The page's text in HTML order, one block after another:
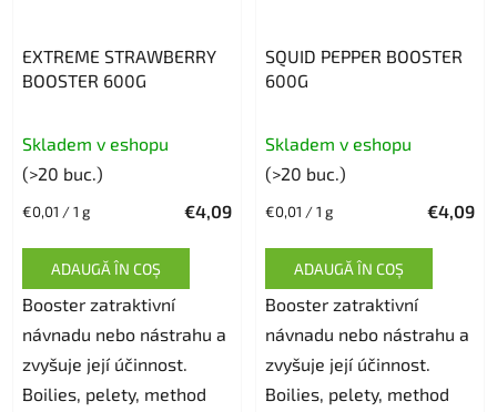
EXTREME STRAWBERRY
BOOSTER 600G
medie
produsului
este
5,0
din
5
stele.
Skladem v eshopu
(>20 buc.)
€4,09
Evaluare
€0,01 / 1 g
ADAUGĂ ÎN COŞ
Booster zatraktivní
návnadu nebo nástrahu a
zvyšuje její účinnost.
Boilies, pelety, method
SQUID PEPPER BOOSTER
600G
Skladem v eshopu
(>20 buc.)
€4,09
Evaluare
€0,01 / 1 g
ADAUGĂ ÎN COŞ
Booster zatraktivní
návnadu nebo nástrahu a
zvyšuje její účinnost.
Boilies, pelety, method